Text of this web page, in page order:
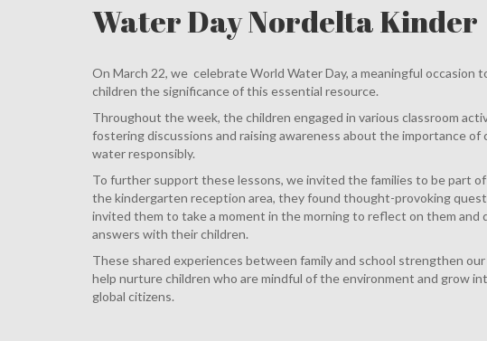
Water Day Nordelta Kinder
On March 22, we celebrate World Water Day, a meaningful occasion
children the significance of this essential resource.
Throughout the week, the children engaged in various classroom
fostering discussions and raising awareness about the importance of
water responsibly.
To further support these lessons, we invited the families to be part
the kindergarten reception area, they found thought-provoking
invited them to take a moment in the morning to reflect on them and
answers with their children.
These shared experiences between family and school strengthen
help nurture children who are mindful of the environment and grow
global citizens.